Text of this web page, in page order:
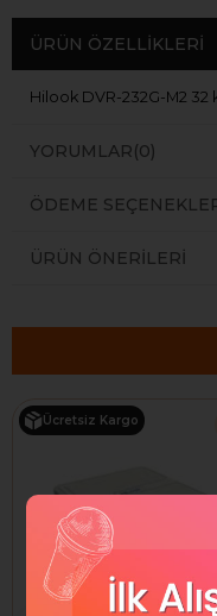
ÜRÜN ÖZELLIKLERI
Hilook DVR-232G-M2 32
YORUMLAR(0)
ÖDEME
ÜRÜN ÖNERILERI
Ücretsiz Kargo